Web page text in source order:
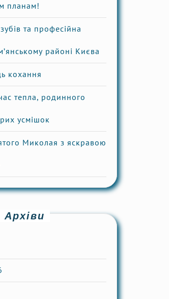
планам!
та професійна
районі Києва
кохання
тепла, родинного
усмішок
Миколая з яскравою
Архіви